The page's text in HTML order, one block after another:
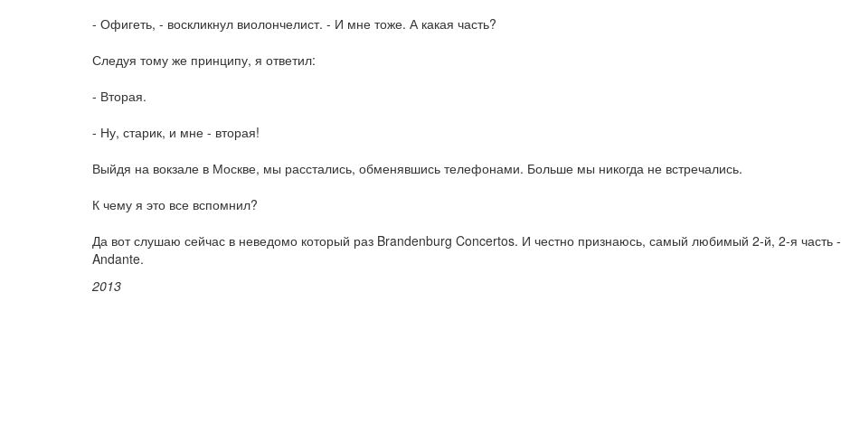
- Офигеть, - воскликнул виолончелист. - И мне тоже. А какая часть?
Следуя тому же принципу, я ответил:
- Вторая.
- Ну, старик, и мне - вторая!
Выйдя на вокзале в Москве, мы расстались, обменявшись телефонами. Больше мы никогда не встречались.
К чему я это все вспомнил?
Да вот слушаю сейчас в неведомо который раз Brandenburg Concertos. И честно признаюсь, самый любимый 2-й, 2-я часть -
Andante.
2013